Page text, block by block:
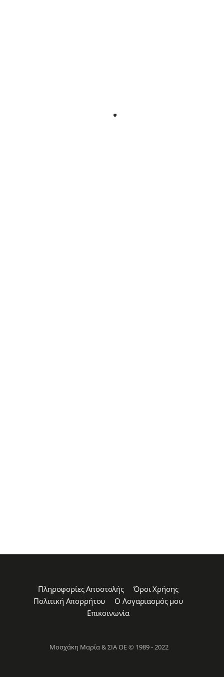
Πληροφορίες Αποστολής
Όροι Χρήσης
Πολιτική Απορρήτου
Ο Λογαριασμός μου
Επικοινωνία
Μοσχάκη Μαρία & ΣΙΑ ΟΕ © 1989 - 2022